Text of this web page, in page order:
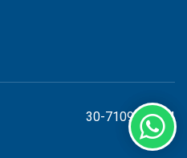
30-71098155-4